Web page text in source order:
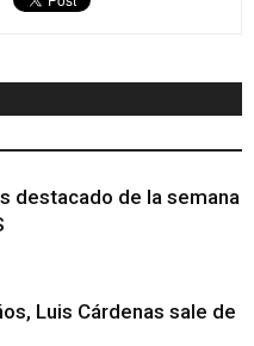
destacado de la semana
Luis Cárdenas sale de